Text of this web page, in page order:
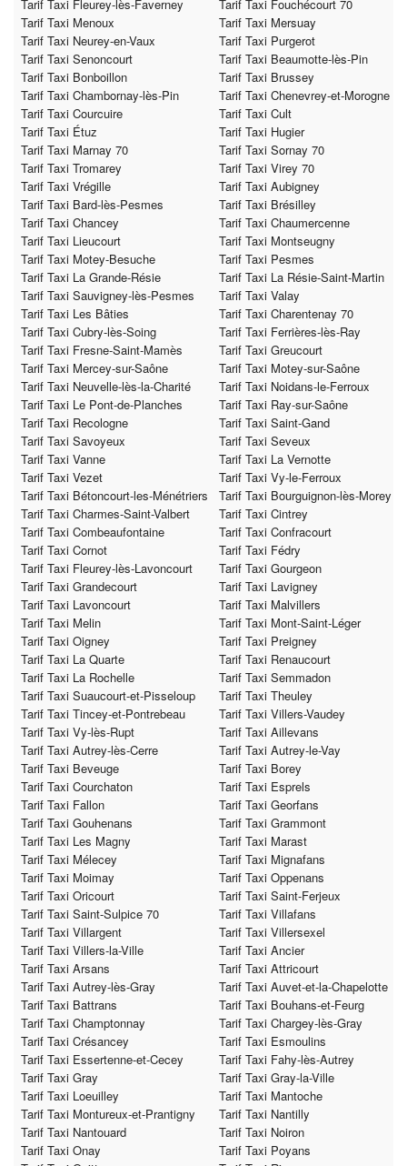
Tarif Taxi Fleurey-lès-Faverney
Tarif Taxi Fouchécourt 70
Tarif Taxi Menoux
Tarif Taxi Mersuay
Tarif Taxi Neurey-en-Vaux
Tarif Taxi Purgerot
Tarif Taxi Senoncourt
Tarif Taxi Beaumotte-lès-Pin
Tarif Taxi Bonboillon
Tarif Taxi Brussey
Tarif Taxi Chambornay-lès-Pin
Tarif Taxi Chenevrey-et-Morogne
Tarif Taxi Courcuire
Tarif Taxi Cult
Tarif Taxi Étuz
Tarif Taxi Hugier
Tarif Taxi Marnay 70
Tarif Taxi Sornay 70
Tarif Taxi Tromarey
Tarif Taxi Virey 70
Tarif Taxi Vrégille
Tarif Taxi Aubigney
Tarif Taxi Bard-lès-Pesmes
Tarif Taxi Brésilley
Tarif Taxi Chancey
Tarif Taxi Chaumercenne
Tarif Taxi Lieucourt
Tarif Taxi Montseugny
Tarif Taxi Motey-Besuche
Tarif Taxi Pesmes
Tarif Taxi La Grande-Résie
Tarif Taxi La Résie-Saint-Martin
Tarif Taxi Sauvigney-lès-Pesmes
Tarif Taxi Valay
Tarif Taxi Les Bâties
Tarif Taxi Charentenay 70
Tarif Taxi Cubry-lès-Soing
Tarif Taxi Ferrières-lès-Ray
Tarif Taxi Fresne-Saint-Mamès
Tarif Taxi Greucourt
Tarif Taxi Mercey-sur-Saône
Tarif Taxi Motey-sur-Saône
Tarif Taxi Neuvelle-lès-la-Charité
Tarif Taxi Noidans-le-Ferroux
Tarif Taxi Le Pont-de-Planches
Tarif Taxi Ray-sur-Saône
Tarif Taxi Recologne
Tarif Taxi Saint-Gand
Tarif Taxi Savoyeux
Tarif Taxi Seveux
Tarif Taxi Vanne
Tarif Taxi La Vernotte
Tarif Taxi Vezet
Tarif Taxi Vy-le-Ferroux
Tarif Taxi Bétoncourt-les-Ménétriers
Tarif Taxi Bourguignon-lès-Morey
Tarif Taxi Charmes-Saint-Valbert
Tarif Taxi Cintrey
Tarif Taxi Combeaufontaine
Tarif Taxi Confracourt
Tarif Taxi Cornot
Tarif Taxi Fédry
Tarif Taxi Fleurey-lès-Lavoncourt
Tarif Taxi Gourgeon
Tarif Taxi Grandecourt
Tarif Taxi Lavigney
Tarif Taxi Lavoncourt
Tarif Taxi Malvillers
Tarif Taxi Melin
Tarif Taxi Mont-Saint-Léger
Tarif Taxi Oigney
Tarif Taxi Preigney
Tarif Taxi La Quarte
Tarif Taxi Renaucourt
Tarif Taxi La Rochelle
Tarif Taxi Semmadon
Tarif Taxi Suaucourt-et-Pisseloup
Tarif Taxi Theuley
Tarif Taxi Tincey-et-Pontrebeau
Tarif Taxi Villers-Vaudey
Tarif Taxi Vy-lès-Rupt
Tarif Taxi Aillevans
Tarif Taxi Autrey-lès-Cerre
Tarif Taxi Autrey-le-Vay
Tarif Taxi Beveuge
Tarif Taxi Borey
Tarif Taxi Courchaton
Tarif Taxi Esprels
Tarif Taxi Fallon
Tarif Taxi Georfans
Tarif Taxi Gouhenans
Tarif Taxi Grammont
Tarif Taxi Les Magny
Tarif Taxi Marast
Tarif Taxi Mélecey
Tarif Taxi Mignafans
Tarif Taxi Moimay
Tarif Taxi Oppenans
Tarif Taxi Oricourt
Tarif Taxi Saint-Ferjeux
Tarif Taxi Saint-Sulpice 70
Tarif Taxi Villafans
Tarif Taxi Villargent
Tarif Taxi Villersexel
Tarif Taxi Villers-la-Ville
Tarif Taxi Ancier
Tarif Taxi Arsans
Tarif Taxi Attricourt
Tarif Taxi Autrey-lès-Gray
Tarif Taxi Auvet-et-la-Chapelotte
Tarif Taxi Battrans
Tarif Taxi Bouhans-et-Feurg
Tarif Taxi Champtonnay
Tarif Taxi Chargey-lès-Gray
Tarif Taxi Crésancey
Tarif Taxi Esmoulins
Tarif Taxi Essertenne-et-Cecey
Tarif Taxi Fahy-lès-Autrey
Tarif Taxi Gray
Tarif Taxi Gray-la-Ville
Tarif Taxi Loeuilley
Tarif Taxi Mantoche
Tarif Taxi Montureux-et-Prantigny
Tarif Taxi Nantilly
Tarif Taxi Nantouard
Tarif Taxi Noiron
Tarif Taxi Onay
Tarif Taxi Poyans